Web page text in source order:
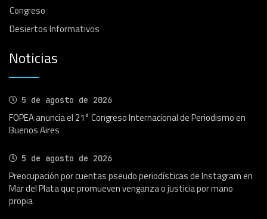
Congreso
Desiertos Informativos
Noticias
5 de agosto de 2026
FOPEA anuncia el 21° Congreso Internacional de Periodismo en
Buenos Aires
5 de agosto de 2026
Preocupación por cuentas pseudo periodísticas de Instagram en
Mar del Plata que promueven venganza o justicia por mano
propia